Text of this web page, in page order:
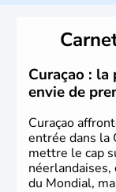
lesquelles
peut se targuer
les domaines,
philosophie.
Herman Hesse
Curaçao :
envie de
Curaçao
entrée dans la
mettre le cap
du Mondial,